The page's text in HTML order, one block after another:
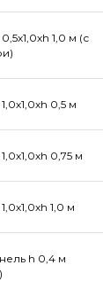
1,0 м (с
0,5 м
0,75 м
1,0 м
h 0,4 м